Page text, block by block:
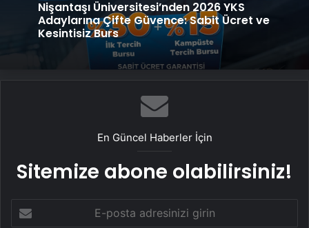
Nişantaşı Üniversitesi’nden 2026 YKS
Adaylarına Çifte Güvence: Sabit Ücret ve
Kesintisiz Burs
En Güncel Haberler İçin
Sitemize abone olabilirsiniz!
posta